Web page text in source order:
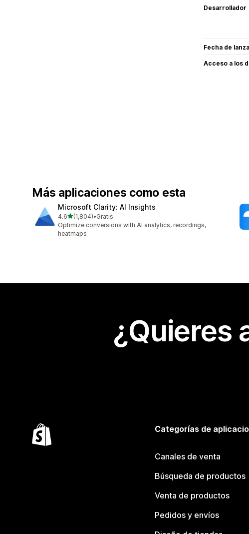
Desarrollador
Fecha de
Acceso a los
Más aplicaciones como esta
Microsoft Clarity: AI Insights
4.6de 5 estrellas
(1,804)
1804 reseñas en total
•Gratis
Optimize conversions with AI analytics, recordings,
heatmaps
¿Quieres
Categorías de
Canales de venta
Búsqueda de productos
Venta de productos
Pedidos y envíos